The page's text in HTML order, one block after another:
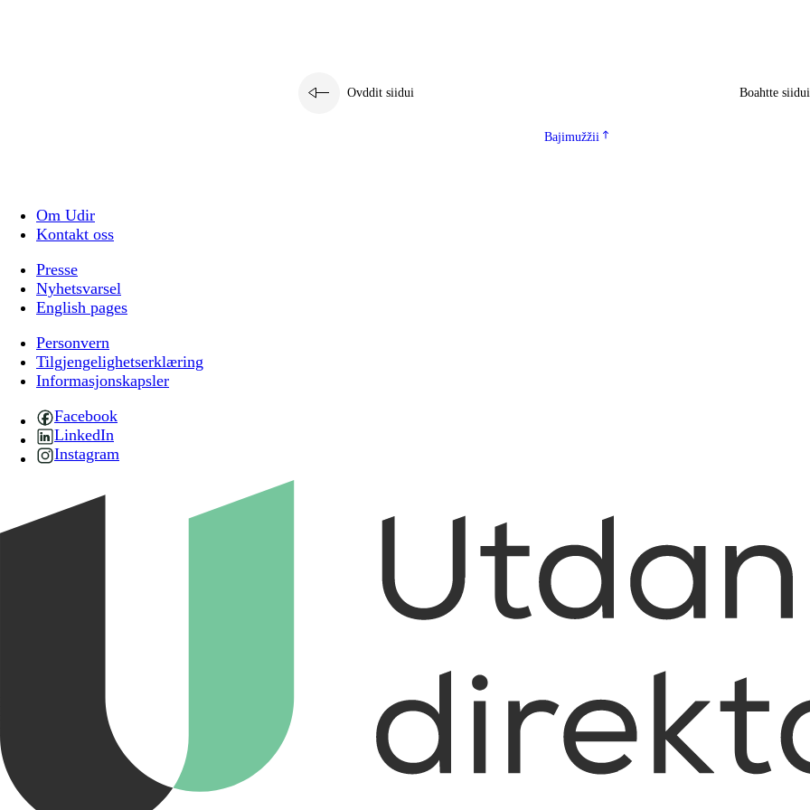
Ovddit siidui Boahtte siidui
Bajimužžii
Om Udir
Kontakt oss
Presse
Nyhetsvarsel
English pages
Personvern
Tilgjengelighetserklæring
Informasjonskapsler
Facebook
LinkedIn
Instagram